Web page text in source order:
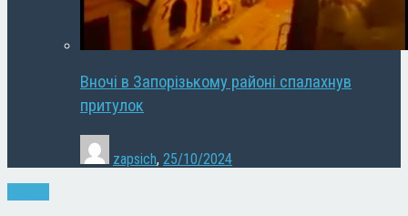
Вночі в Запорізькому районі спалахнув
притулок
zapsich, 25/10/2024